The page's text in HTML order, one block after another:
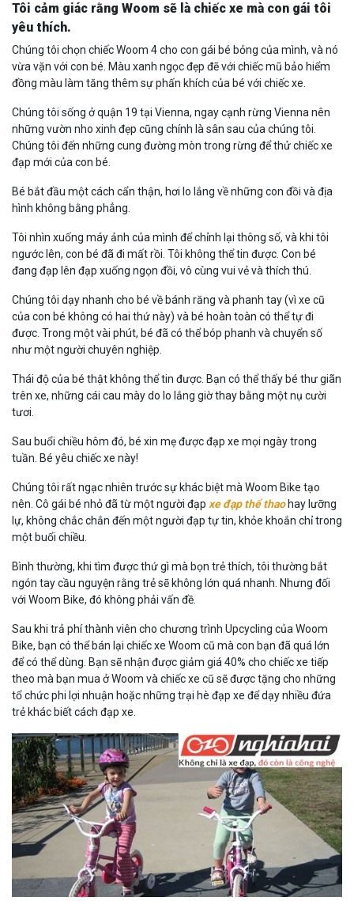
Tôi cảm giác rằng Woom sẽ là chiếc xe mà con gái tôi
yêu thích.
Chúng tôi chọn chiếc Woom 4 cho con gái bé bỏng của mình, và nó
vừa vặn với con bé. Màu xanh ngọc đẹp đẽ với chiếc mũ bảo hiểm
đồng màu làm tăng thêm sự phấn khích của bé với chiếc xe.
Chúng tôi sống ở quận 19 tại Vienna, ngay cạnh rừng Vienna nên
những vườn nho xinh đẹp cũng chính là sân sau của chúng tôi.
Chúng tôi đến những cung đường mòn trong rừng để thử chiếc xe
đạp mới của con bé.
Bé bắt đầu một cách cẩn thận, hơi lo lắng về những con đồi và địa
hình không bằng phẳng.
Tôi nhìn xuống máy ảnh của mình để chỉnh lại thông số, và khi tôi
ngước lên, con bé đã đi mất rồi. Tôi không thể tin được. Con bé
đang đạp lên đạp xuống ngọn đồi, vô cùng vui vẻ và thích thú.
Chúng tôi dạy nhanh cho bé về bánh răng và phanh tay (vì xe cũ
của con bé không có hai thứ này) và bé hoàn toàn có thể tự đi
được. Trong một vài phút, bé đã có thể bóp phanh và chuyển số
như một người chuyên nghiệp.
Thái độ của bé thật không thể tin được. Bạn có thể thấy bé thư giãn
trên xe, những cái cau mày do lo lắng giờ thay bằng một nụ cười
tươi.
Sau buổi chiều hôm đó, bé xin mẹ được đạp xe mọi ngày trong
tuần. Bé yêu chiếc xe này!
Chúng tôi rất ngạc nhiên trước sự khác biệt mà Woom Bike tạo
nên. Cô gái bé nhỏ đã từ một người đạp xe đạp thể thaohay lưỡng
lự, không chắc chắn đến một người đạp tự tin, khỏe khoắn chỉ trong
một buổi chiều.
Bình thường, khi tìm được thứ gì mà bọn trẻ thích, tôi thường bắt
ngón tay cầu nguyện rằng trẻ sẽ không lớn quá nhanh. Nhưng đối
với Woom Bike, đó không phải vấn đề.
Sau khi trả phí thành viên cho chương trình Upcycling của Woom
Bike, bạn có thể bán lại chiếc xe Woom cũ mà con bạn đã quá lớn
để có thể dùng. Bạn sẽ nhận được giảm giá 40% cho chiếc xe tiếp
theo mà bạn mua ở Woom và chiếc xe cũ sẽ được tặng cho những
tổ chức phi lợi nhuận hoặc những trại hè đạp xe để dạy nhiều đứa
trẻ khác biết cách đạp xe.